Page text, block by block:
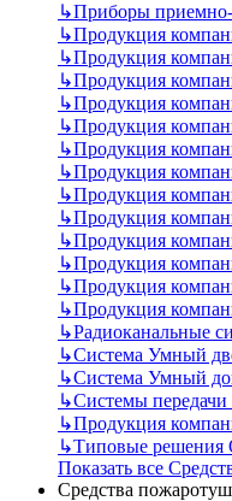
↳Приборы
↳Продукция
↳Продукция
↳Продукция
↳Продукция
↳Продукция
↳Продукция
↳Продукция
↳Продукция
↳Продукция
↳Продукция
↳Продукция
↳Продукция
↳Продукция
↳Радиоканальные
↳Система Умный
↳Система Умный
↳Системы
↳Продукция
↳Типовые
Показать все
Средства